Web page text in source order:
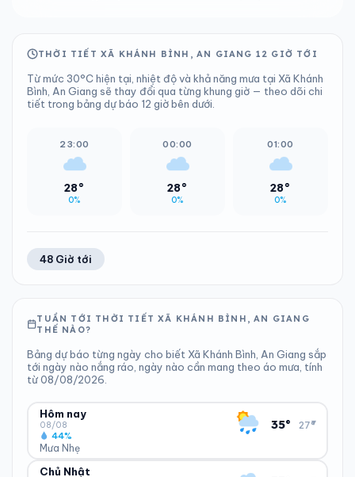
THỜI TIẾT XÃ KHÁNH BÌNH, AN GIANG 12 GIỜ TỚI
Từ mức 30°C hiện tại, nhiệt độ và khả năng mưa tại Xã Khánh
Bình, An Giang sẽ thay đổi qua từng khung giờ — theo dõi chi
tiết trong bảng dự báo 12 giờ bên dưới.
23:00
28°
0%
00:00
28°
0%
01:00
28°
0%
48 Giờ tới
TUẦN TỚI THỜI TIẾT XÃ KHÁNH BÌNH, AN GIANG
THẾ NÀO?
Bảng dự báo từng ngày cho biết Xã Khánh Bình, An Giang sắp
tới ngày nào nắng ráo, ngày nào cần mang theo áo mưa, tính
từ 08/08/2026.
Hôm nay
08/08
Mưa Nhẹ
44%
35° 27°
▾
ĐỘ ẨM
Chủ Nhật